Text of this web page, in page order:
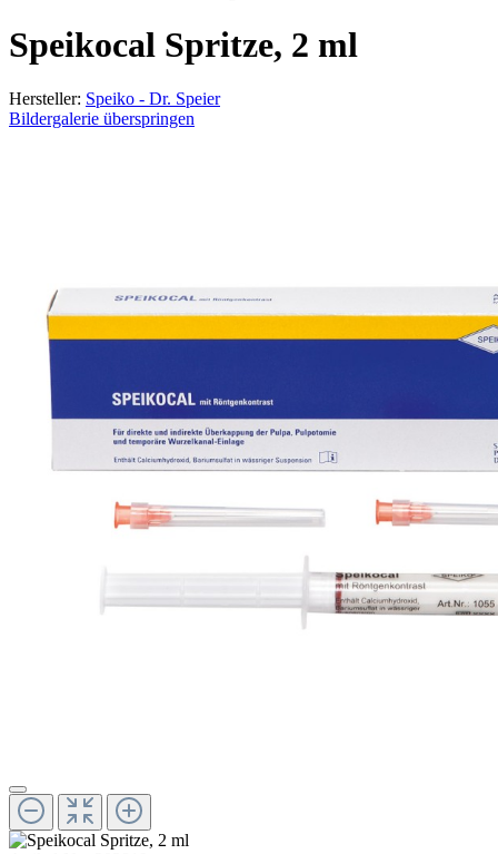
Speikocal Spritze, 2 ml
Hersteller: Speiko - Dr. Speier
Bildergalerie überspringen